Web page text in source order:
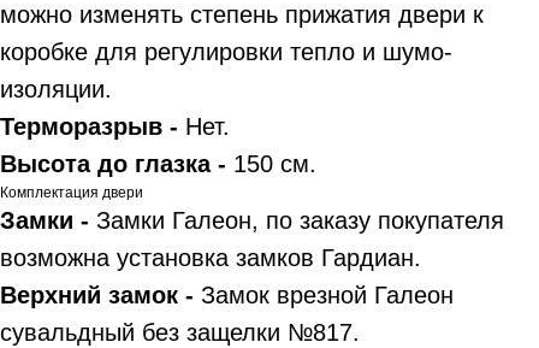
можно изменять степень прижатия двери к
коробке для регулировки тепло и шумо-
изоляции.
Терморазрыв - Нет.
Высота до глазка - 150 см.
Комплектация двери
Замки - Замки Галеон, по заказу покупателя
возможна установка замков Гардиан.
Верхний замок - Замок врезной Галеон
сувальдный без защелки №817.